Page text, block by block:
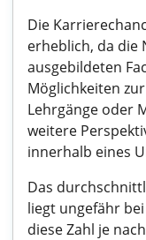
Die
erheblich, da die
ausgebildeten
Möglichkeiten
Lehrgänge oder
weitere
innerhalb eines
Das
liegt ungefähr
diese Zahl je